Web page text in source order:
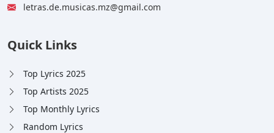
letras.de.musicas.mz@gmail.com
Quick Links
Top Lyrics 2025
Top Artists 2025
Top Monthly Lyrics
Random Lyrics